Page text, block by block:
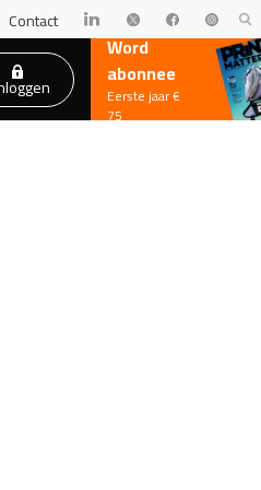
Contact
Word
abonnee
Eerste jaar €
75